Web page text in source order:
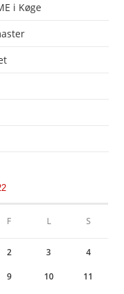
i Køge
F L S
2 3 4
9 10 11